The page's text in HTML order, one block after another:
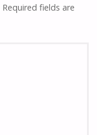
Required fields are